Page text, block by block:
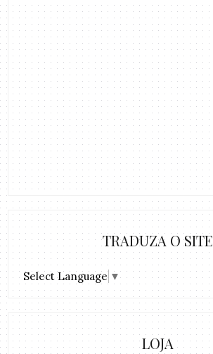
TRADUZA O SITE
Select Language ▼
LOJA